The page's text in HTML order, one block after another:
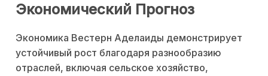
Экономический Прогноз
Экономика Вестерн Аделаиды демонстрирует
устойчивый рост благодаря разнообразию
отраслей, включая сельское хозяйство,